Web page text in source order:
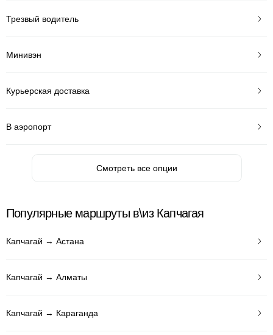
Трезвый водитель
Минивэн
Курьерская доставка
В аэропорт
Смотреть все опции
Популярные маршруты в\из Капчагая
Капчагай → Астана
Капчагай → Алматы
Капчагай → Караганда